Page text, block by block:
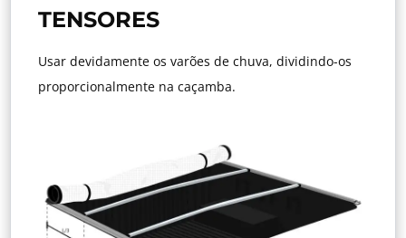
TENSORES
Usar devidamente os varões de chuva, dividindo-os
proporcionalmente na caçamba.